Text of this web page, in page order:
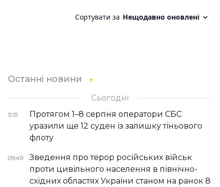
Останні новини
Сьогодні
11:31
Протягом 1–8 серпня оператори СБС
уразили ще 12 суден із залишку тіньового
флоту
09:49
Зведення про терор російських військ
проти цивільного населення в північно-
східних областях України станом на ранок 8